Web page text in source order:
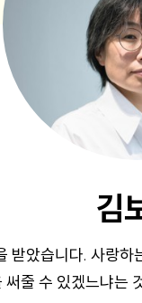
김
받았습니다. 사랑
줄 수 있겠느냐는